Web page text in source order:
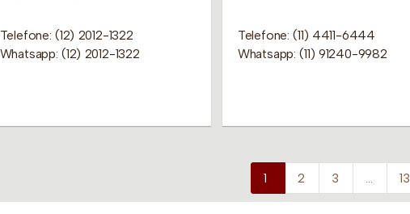
Telefone: (12) 2012-1322
Whatsapp: (12) 2012-1322
Telefone: (11) 4411-6444
Whatsapp: (11) 91240-9982
1 2 3 13